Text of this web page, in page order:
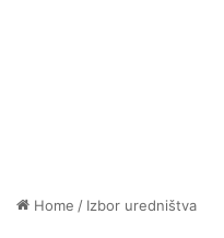
Home / Izbor uredništva